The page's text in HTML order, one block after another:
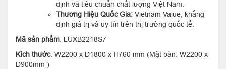
định và tiêu chuẩn chất lượng Việt Nam.
Thương Hiệu Quốc Gia: Vietnam Value, khẳng
định giá trị và uy tín trên thị trường quốc tế.
Mã sản phẩm: LUXB2218S7
Kích thước: W2200 x D1800 x H760 mm (Mặt bàn: W2200 x
D900mm )